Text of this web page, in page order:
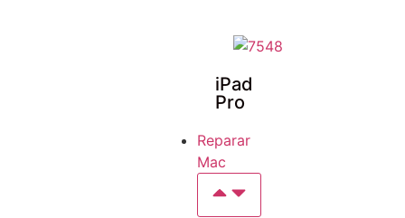
iPad
Pro
Reparar
Mac